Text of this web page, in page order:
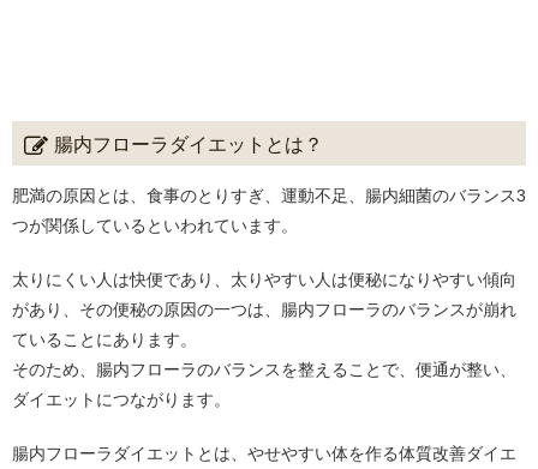
腸内フローラダイエットとは？
肥満の原因とは、食事のとりすぎ、運動不足、腸内細菌のバランス3
つが関係しているといわれています。
太りにくい人は快便であり、太りやすい人は便秘になりやすい傾向
があり、その便秘の原因の一つは、腸内フローラのバランスが崩れ
ていることにあります。
そのため、腸内フローラのバランスを整えることで、便通が整い、
ダイエットにつながります。
腸内フローラダイエットとは、やせやすい体を作る体質改善ダイエ